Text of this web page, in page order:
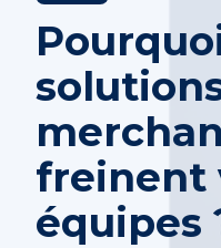
freinent
équipes